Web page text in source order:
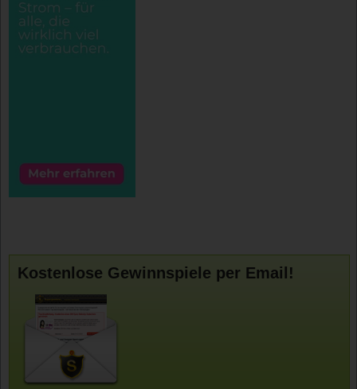
Kostenlose Gewinnspiele per Email!